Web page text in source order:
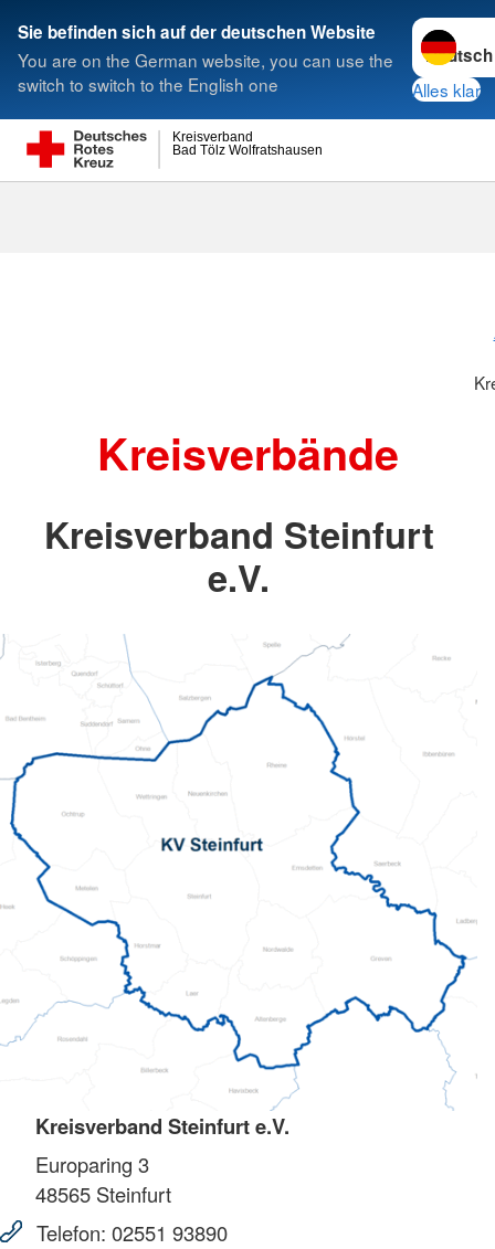
Sie befinden sich auf der deutschen Website
You are on the German website, you can use the
switch to switch to the English one
Sprache
Alles klar
Bad Tölz Wolfratshausen
Kreisverband
Suche
Kreisverbände
Kreisverband Steinfurt
e.V.
Kreisverband Steinfurt e.V.
Europaring 3
48565 Steinfurt
Telefon: 02551 93890